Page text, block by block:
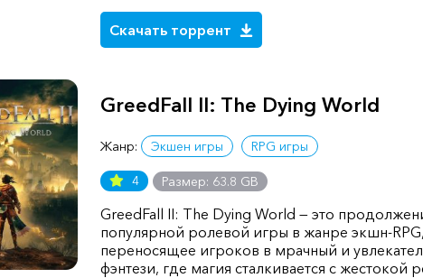
Скачать торрент
GreedFall II: The Dying World
Жанр: Экшен игры RPG игры
4 Размер: 63.8 GB
GreedFall II: The Dying World — это
популярной ролевой игры в жанре экшн-RPG,
переносящее игроков в мрачный и
фэнтези, где магия сталкивается с жестокой